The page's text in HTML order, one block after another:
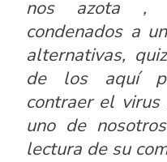
nos azota ,
condenados a
alternativas,
de los aquí
contraer el
uno de
lectura de su